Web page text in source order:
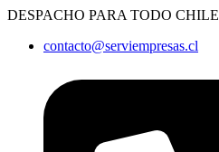
Ir
contenido
DESPACHO PARA TODO CHILE
contacto@serviempresas.cl